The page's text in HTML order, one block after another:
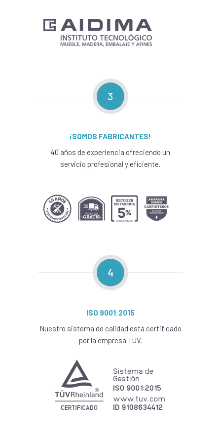
3
¡SOMOS FABRICANTES!
40 años de experiencia ofreciendo un
servicio profesional y eficiente.
4
ISO 9001:2015
Nuestro sistema de calidad está certificado
por la empresa TUV.